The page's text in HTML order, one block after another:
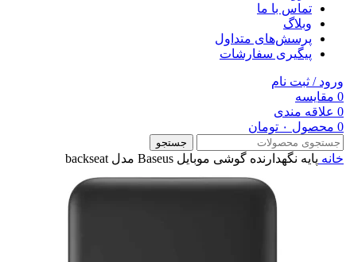
تماس با ما
وبلاگ
پرسش‌های متداول
پیگیری سفارشات
ورود / ثبت نام
0 مقایسه
0 علاقه مندی
0 محصول ۰ تومان
جستجو
خانه پایه نگهدارنده گوشی موبایل Baseus مدل backseat